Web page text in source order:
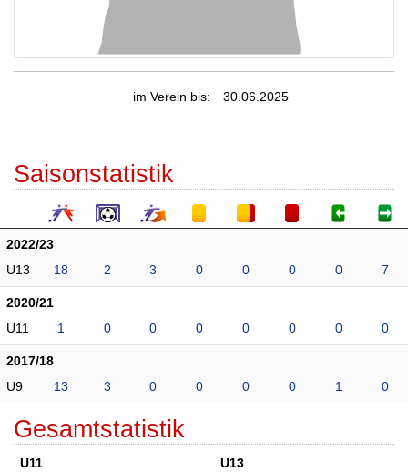
im Verein bis: 30.06.2025
Saisonstatistik
2022/23
U13
18 2 3 0 0 0 0 7
2020/21
U11
1 0 0 0 0 0 0 0
2017/18
U9
13 3 0 0 0 0 1 0
Gesamtstatistik
U11
U13